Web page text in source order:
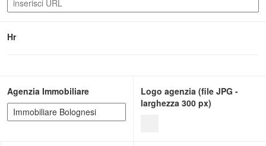
Hr
Agenzia Immobiliare
Logo agenzia (file JPG -
larghezza 300 px)